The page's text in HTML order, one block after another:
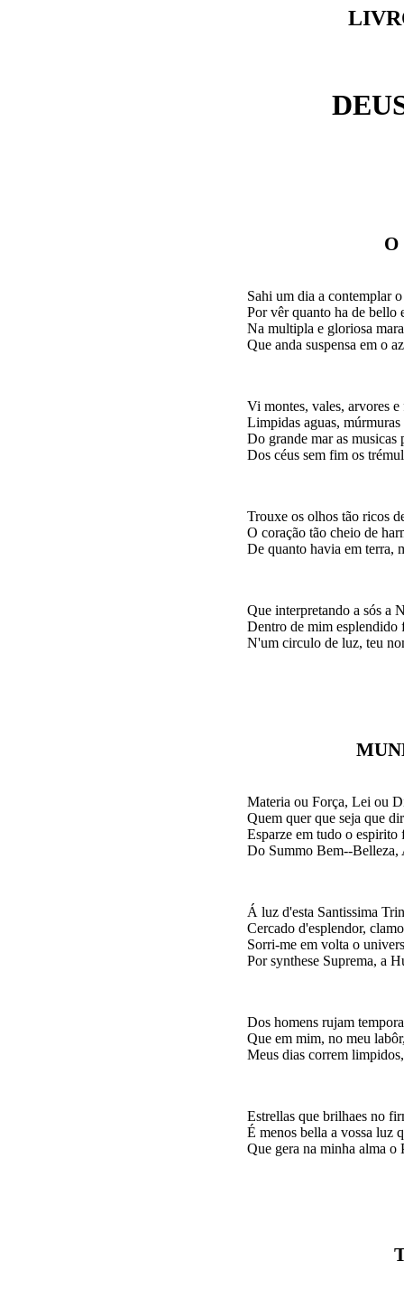
O
Sahi um dia a contemplar
Por vêr quanto ha de bello
Na multipla e gloriosa
Vi montes, vales, arvores e
Limpidas aguas, múrmuras
Do grande mar as musicas
Trouxe os olhos tão ricos
O coração tão cheio de
Que interpretando a sós a
Dentro de mim esplendido
Materia ou Força, Lei ou
Quem quer que seja que
Esparze em tudo o espirito
Á luz d'esta Santissima
Cercado d'esplendor,
Sorri-me em volta o
Dos homens rujam
Que em mim, no meu
Estrellas que brilhaes no
É menos bella a vossa luz